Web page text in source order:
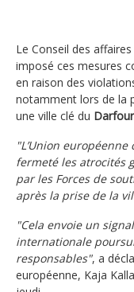
Le Conseil des
imposé ces mesures
en raison des
notamment lors de la
une ville clé du Darfour
"L’Union
fermeté les atrocités
par les Forces de
après la prise de la
"Cela envoie un
internationale
responsables", a
européenne, Kaja